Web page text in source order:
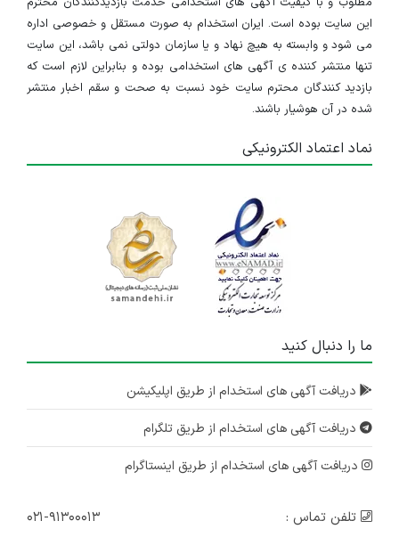
این سایت بوده است. ایران استخدام به صورت مستقل و خصوصی اداره
می شود و وابسته به هیچ نهاد و یا سازمان دولتی نمی باشد، این سایت
تنها منتشر کننده ی آگهی های استخدامی بوده و بنابراین لازم است که
بازدید کنندگان محترم سایت خود نسبت به صحت و سقم اخبار منتشر
شده در آن هوشیار باشند.
نماد اعتماد الکترونیکی
ما را دنبال کنید
دریافت آگهی های استخدام از طریق اپلیکیشن
دریافت آگهی های استخدام از طریق تلگرام
دریافت آگهی های استخدام از طریق اینستاگرام
تلفن تماس : ۰۲۱-۹۱۳۰۰۰۱۳